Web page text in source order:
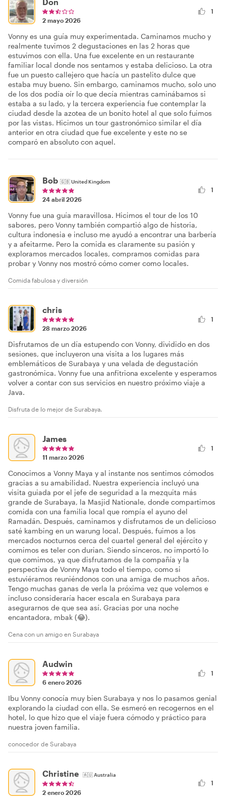
2 mayo 2026
1
Vonny es una guía muy experimentada. Caminamos mucho y
realmente tuvimos 2 degustaciones en las 2 horas que
estuvimos con ella. Una fue excelente en un restaurante
familiar local donde nos sentamos y estaba delicioso. La otra
fue un puesto callejero que hacía un pastelito dulce que
estaba muy bueno. Sin embargo, caminamos mucho, solo uno
de los dos podía oír lo que decía mientras caminábamos si
estaba a su lado, y la tercera experiencia fue contemplar la
ciudad desde la azotea de un bonito hotel al que solo fuimos
por las vistas. Hicimos un tour gastronómico similar el día
anterior en otra ciudad que fue excelente y este no se
comparó en absoluto con aquel.
Bob 🇬🇧United Kingdom
24 abril 2026
1
Vonny fue una guía maravillosa. Hicimos el tour de los 10
sabores, pero Vonny también compartió algo de historia,
cultura indonesia e incluso me ayudó a encontrar una barbería
y a afeitarme. Pero la comida es claramente su pasión y
exploramos mercados locales, compramos comidas para
probar y Vonny nos mostró cómo comer como locales.
Comida fabulosa y diversión
chris
28 marzo 2026
1
Disfrutamos de un día estupendo con Vonny, dividido en dos
sesiones, que incluyeron una visita a los lugares más
emblemáticos de Surabaya y una velada de degustación
gastronómica. Vonny fue una anfitriona excelente y esperamos
volver a contar con sus servicios en nuestro próximo viaje a
Java.
Disfruta de lo mejor de Surabaya.
James
11 marzo 2026
1
Conocimos a Vonny Maya y al instante nos sentimos cómodos
gracias a su amabilidad. Nuestra experiencia incluyó una
visita guiada por el jefe de seguridad a la mezquita más
grande de Surabaya, la Masjid Nationale, donde compartimos
comida con una familia local que rompía el ayuno del
Ramadán. Después, caminamos y disfrutamos de un delicioso
saté kambing en un warung local. Después, fuimos a los
mercados nocturnos cerca del cuartel general del ejército y
comimos es teler con durian. Siendo sinceros, no importó lo
que comimos, ya que disfrutamos de la compañía y la
perspectiva de Vonny Maya todo el tiempo, como si
estuviéramos reuniéndonos con una amiga de muchos años.
Tengo muchas ganas de verla la próxima vez que volemos e
incluso consideraría hacer escala en Surabaya para
asegurarnos de que sea así. Gracias por una noche
encantadora, mbak (😂).
Cena con un amigo en Surabaya
Audwin
6 enero 2026
1
Ibu Vonny conocía muy bien Surabaya y nos lo pasamos genial
explorando la ciudad con ella. Se esmeró en recogernos en el
hotel, lo que hizo que el viaje fuera cómodo y práctico para
nuestra joven familia.
conocedor de Surabaya
Christine 🇦🇺Australia
2 enero 2026
1